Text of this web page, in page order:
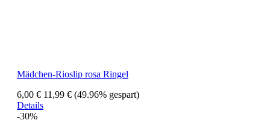
Mädchen-Rioslip rosa Ringel
6,00 € 11,99 € (49.96% gespart)
Details
-30%